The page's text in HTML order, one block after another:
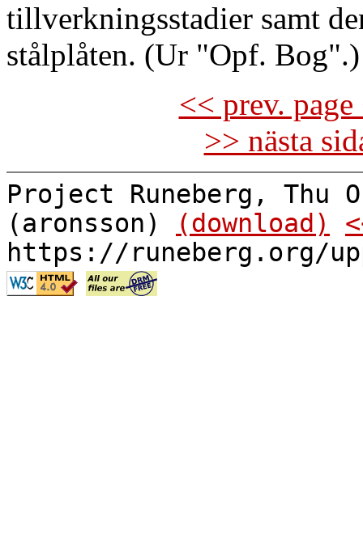
tillverkningsstadier samt
stålplåten. (Ur "Opf. Bog".)
<< prev.
>> nästa
Project Runeberg, Thu
(aronsson)
(download)
https://runeberg.org/